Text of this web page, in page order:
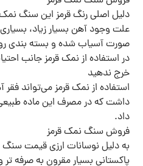
دلیل اصلی رنگ قرمز این سنگ
علت وجود آهن بسیار زیاد،
صورت آسیاب شده و بسته بندی
در استفاده از نمک قرمز جانب
خرج ندهید
استفاده از نمک قرمز می‌تواند فقر
داشت که در مصرف این ماده طبیعی
داد.
فروش سنگ نمک قرمز
به دلیل نوسانات ارزی قیمت سنگ
پاکستانی بسیار مقرون به صرفه تر